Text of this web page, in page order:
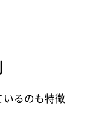
いるのも特徴